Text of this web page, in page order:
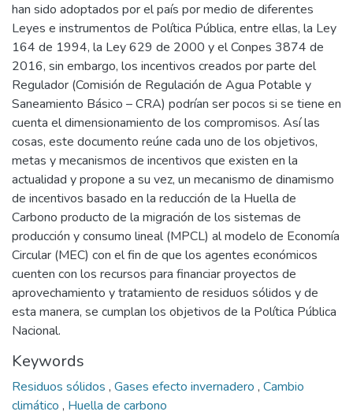
han sido adoptados por el país por medio de diferentes
Leyes e instrumentos de Política Pública, entre ellas, la Ley
164 de 1994, la Ley 629 de 2000 y el Conpes 3874 de
2016, sin embargo, los incentivos creados por parte del
Regulador (Comisión de Regulación de Agua Potable y
Saneamiento Básico – CRA) podrían ser pocos si se tiene en
cuenta el dimensionamiento de los compromisos. Así las
cosas, este documento reúne cada uno de los objetivos,
metas y mecanismos de incentivos que existen en la
actualidad y propone a su vez, un mecanismo de dinamismo
de incentivos basado en la reducción de la Huella de
Carbono producto de la migración de los sistemas de
producción y consumo lineal (MPCL) al modelo de Economía
Circular (MEC) con el fin de que los agentes económicos
cuenten con los recursos para financiar proyectos de
aprovechamiento y tratamiento de residuos sólidos y de
esta manera, se cumplan los objetivos de la Política Pública
Nacional.
Keywords
Residuos sólidos , Gases efecto invernadero , Cambio
climático , Huella de carbono